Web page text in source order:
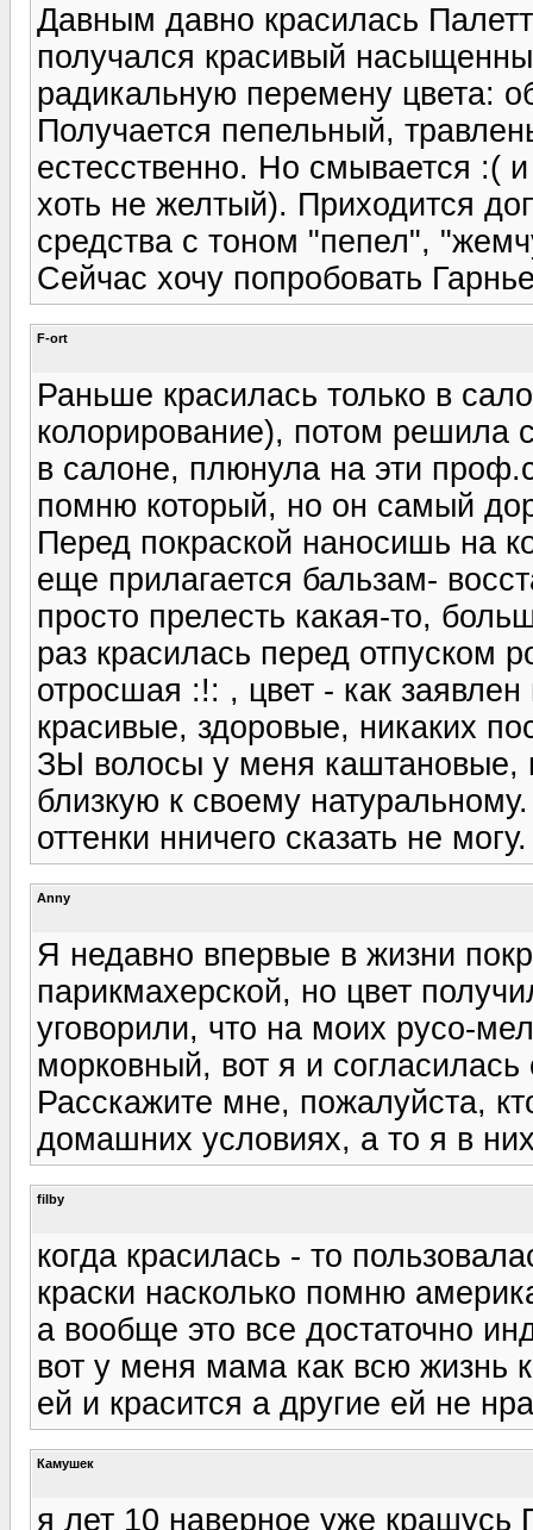
Давным давно красилась
получался красивый
радикальную перемену цвета:
Получается пепельный,
естесственно. Но смывается :(
хоть не желтый). Приходится
средства с тоном "пепел",
Сейчас хочу попробовать
F-ort
Раньше красилась только в
колорирование), потом решила
в салоне, плюнула на эти
помню который, но он самый
Перед покраской наносишь на
еще прилагается бальзам-
просто прелесть какая-то,
раз красилась перед отпуском
отросшая :!: , цвет - как
красивые, здоровые, никаких
ЗЫ волосы у меня каштановые,
близкую к своему
оттенки нничего сказать не могу.
Anny
Я недавно впервые в жизни
парикмахерской, но цвет
уговорили, что на моих русо-
морковный, вот я и
Расскажите мне, пожалуйста,
домашних условиях, а то я в
filby
когда красилась - то
краски насколько помню
а вообще это все достаточно
вот у меня мама как всю жизнь
ей и красится а другие ей не
Камушек
я лет 10 наверное уже